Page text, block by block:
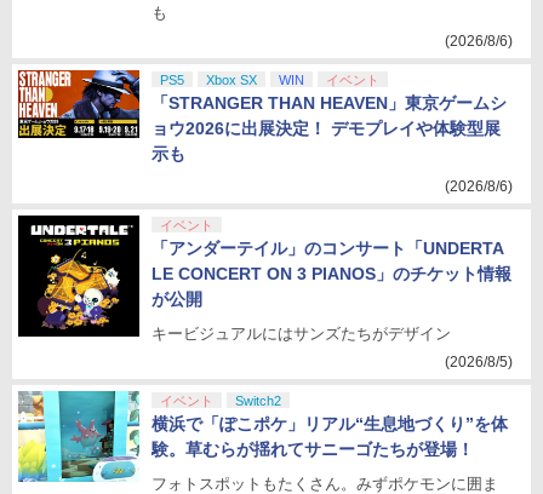
も
(2026/8/6)
PS5 Xbox SX WIN イベント
「STRANGER THAN HEAVEN」東京ゲームシ
ョウ2026に出展決定！ デモプレイや体験型展
示も
(2026/8/6)
イベント
「アンダーテイル」のコンサート「UNDERTA
LE CONCERT ON 3 PIANOS」のチケット情報
が公開
キービジュアルにはサンズたちがデザイン
(2026/8/5)
イベント Switch2
横浜で「ぽこポケ」リアル“生息地づくり”を体
験。草むらが揺れてサニーゴたちが登場！
フォトスポットもたくさん。みずポケモンに囲ま